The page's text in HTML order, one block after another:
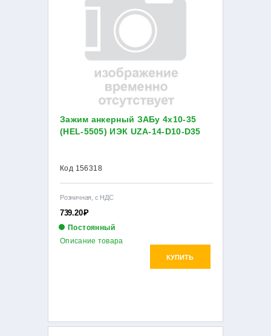
Зажим анкерный ЗАБу 4х10-35
(HEL-5505) ИЭК UZA-14-D10-D35
Код 156318
Розничная, с НДС
739.20Р
Постоянный
КУПИТЬ
Описание товара